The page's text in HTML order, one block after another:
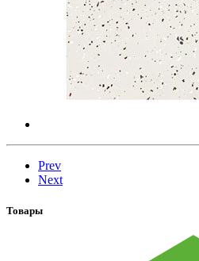
Prev
Next
Товары